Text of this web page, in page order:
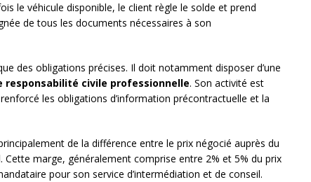
le véhicule disponible, le client règle le solde et prend
de tous les documents nécessaires à son
des obligations précises. Il doit notamment disposer d’une
responsabilité civile professionnelle. Son activité est
les obligations d’information précontractuelle et la
de la différence entre le prix négocié auprès du
marge, généralement comprise entre 2% et 5% du prix
pour son service d’intermédiation et de conseil.